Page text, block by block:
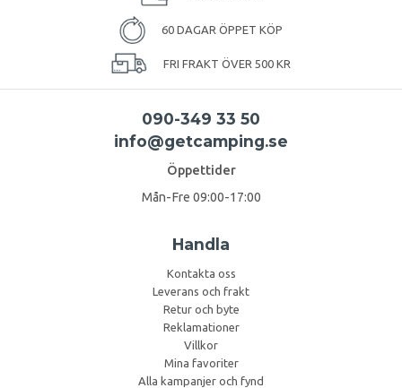
60 DAGAR ÖPPET KÖP
FRI FRAKT ÖVER 500 KR
090-349 33 50
info@getcamping.se
Öppettider
Mån-Fre 09:00-17:00
Handla
Kontakta oss
Leverans och frakt
Retur och byte
Reklamationer
Villkor
Mina favoriter
Alla kampanjer och fynd